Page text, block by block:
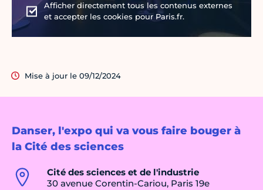
Danser, l'expo qui va vous faire bouger à
la Cité des sciences
Cité des sciences et de l'industrie
30 avenue Corentin-Cariou, Paris 19e
Afficher directement tous les contenus externes
et accepter les cookies pour Paris.fr.
Mise à jour le 09/12/2024